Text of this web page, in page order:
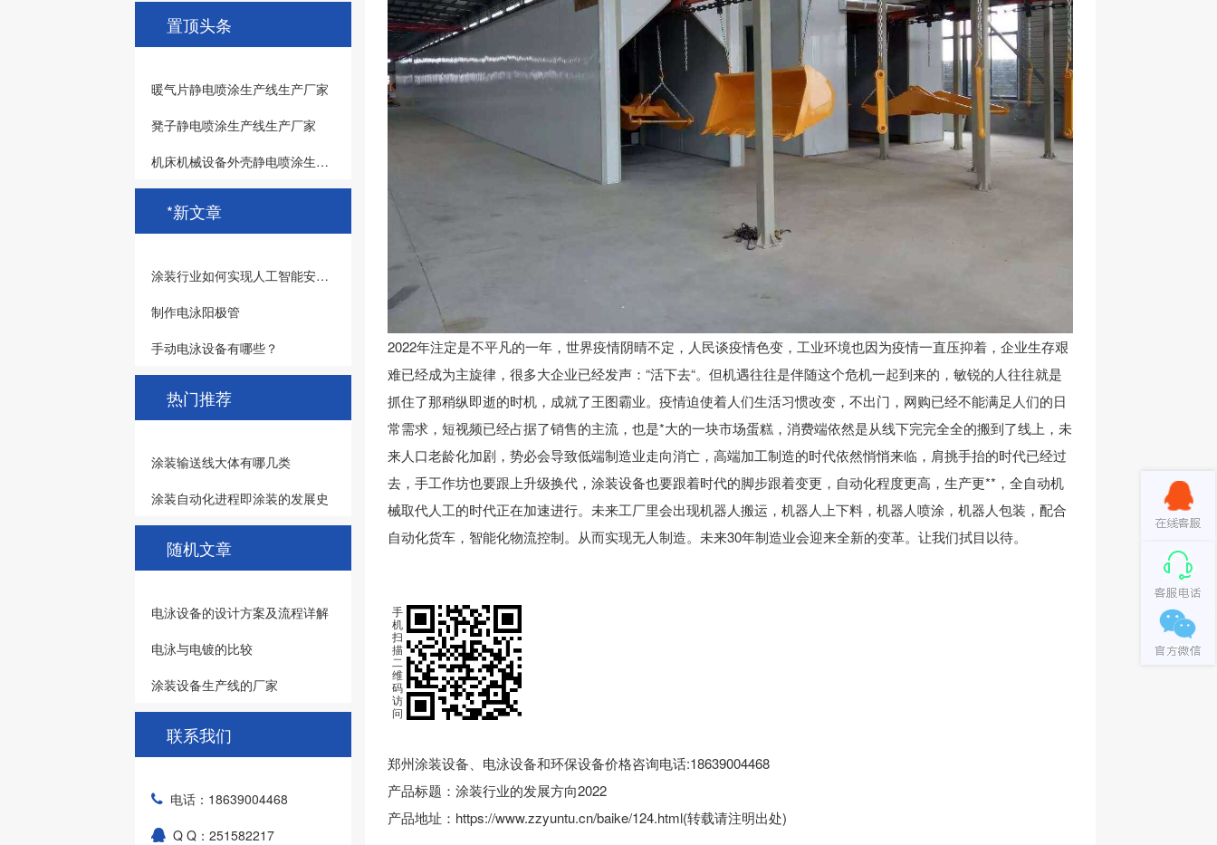
置顶头条
暖气片静电喷涂生产线生产厂家
凳子静电喷涂生产线生产厂家
机床机械设备外壳静电喷涂生产加工厂家
*新文章
涂装行业如何实现人工智能安全可控可靠
制作电泳阳极管
手动电泳设备有哪些？
热门推荐
涂装输送线大体有哪几类
涂装自动化进程即涂装的发展史
随机文章
电泳设备的设计方案及流程详解
电泳与电镀的比较
涂装设备生产线的厂家
联系我们
电话：18639004468
Q Q：251582217
2022年注定是不平凡的一年，世界疫情阴晴不定，人民谈疫情色变，工业环境也因为疫情一直压抑着，企业生存艰
难已经成为主旋律，很多大企业已经发声：“活下去“。但机遇往往是伴随这个危机一起到来的，敏锐的人往往就是
抓住了那稍纵即逝的时机，成就了王图霸业。疫情迫使着人们生活习惯改变，不出门，网购已经不能满足人们的日
常需求，短视频已经占据了销售的主流，也是*大的一块市场蛋糕，消费端依然是从线下完完全全的搬到了线上，未
来人口老龄化加剧，势必会导致低端制造业走向消亡，高端加工制造的时代依然悄悄来临，肩挑手抬的时代已经过
去，手工作坊也要跟上升级换代，涂装设备也要跟着时代的脚步跟着变更，自动化程度更高，生产更**，全自动机
械取代人工的时代正在加速进行。未来工厂里会出现机器人搬运，机器人上下料，机器人喷涂，机器人包装，配合
自动化货车，智能化物流控制。从而实现无人制造。未来30年制造业会迎来全新的变革。让我们拭目以待。
手
机
扫
描
二
维
码
访
问
郑州涂装设备、电泳设备和环保设备价格咨询电话:18639004468
产品标题：涂装行业的发展方向2022
产品地址： https://www.zzyuntu.cn/baike/124.html(转载请注明出处)